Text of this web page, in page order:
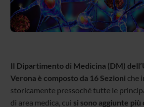
Il Dipartimento di Medicina (DM)
Verona è composto da 16 Sezioni che
storicamente pressoché tutte le
di area medica, cui si sono aggiunte